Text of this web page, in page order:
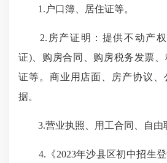
1.户口簿、居住证等。
2.房产证明：提供不动产权
证)、购房合同、购房税务发票
证等。商业用店面、房产协议、
据。
3.营业执照、用工合同、自由
4.《2023年沙县区初中招生登